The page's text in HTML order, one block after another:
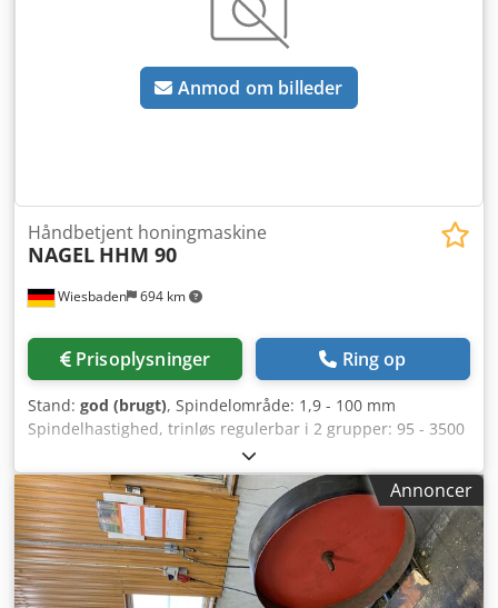
Anmod om billeder
Wiesbaden 694 km
Håndbetjent honingmaskine
NAGEL HHM 90
Prisoplysninger Ring op
Stand: god (brugt), Spindelområde: 1,9 - 100 mm
Spindelhastighed, trinløs regulerbar i 2 grupper: 95 - 3500
o/min. Drivmotor, gearmotor: 380 V, ca. 0,55 kW
Arbejdshøjde: 1000 mm Pladsbehov: 1150 x 800 x 1250 mm
Vægt, ca.: 260 kg Csdjzibvispfx Aprerf
Annoncer